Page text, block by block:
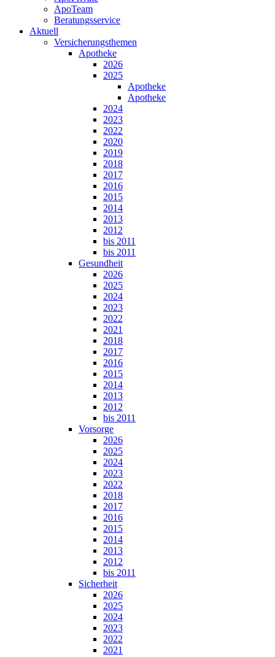
ApoTeam
Beratungsservice
Aktuell
Versicherungsthemen
Apotheke
2026
2025
Apotheke
Apotheke
2024
2023
2022
2020
2019
2018
2017
2016
2015
2014
2013
2012
bis 2011
bis 2011
Gesundheit
2026
2025
2024
2023
2022
2021
2018
2017
2016
2015
2014
2013
2012
bis 2011
Vorsorge
2026
2025
2024
2023
2022
2018
2017
2016
2015
2014
2013
2012
bis 2011
Sicherheit
2026
2025
2024
2023
2022
2021